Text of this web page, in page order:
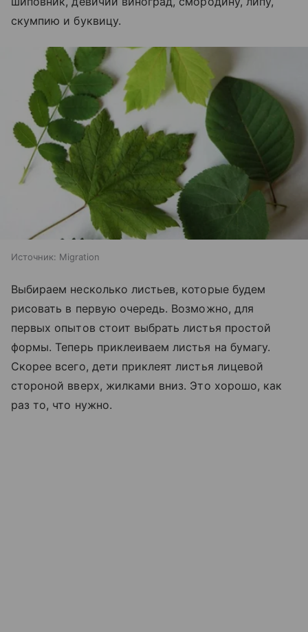
скумпию и буквицу.
Источник: Migration
Выбираем несколько листьев, которые будем
рисовать в первую очередь. Возможно, для
первых опытов стоит выбрать листья простой
формы. Теперь приклеиваем листья на бумагу.
Скорее всего, дети приклеят листья лицевой
стороной вверх, жилками вниз. Это хорошо, как
раз то, что нужно.